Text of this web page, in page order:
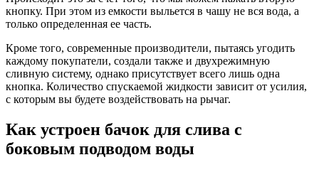
кнопку. При этом из емкости выльется в чашу не вся вода, а
только определенная ее часть.
Кроме того, современные производители, пытаясь угодить
каждому покупатели, создали также и двухрежимную
сливную систему, однако присутствует всего лишь одна
кнопка. Количество спускаемой жидкости зависит от усилия,
с которым вы будете воздействовать на рычаг.
Как устроен бачок для слива с
боковым подводом воды